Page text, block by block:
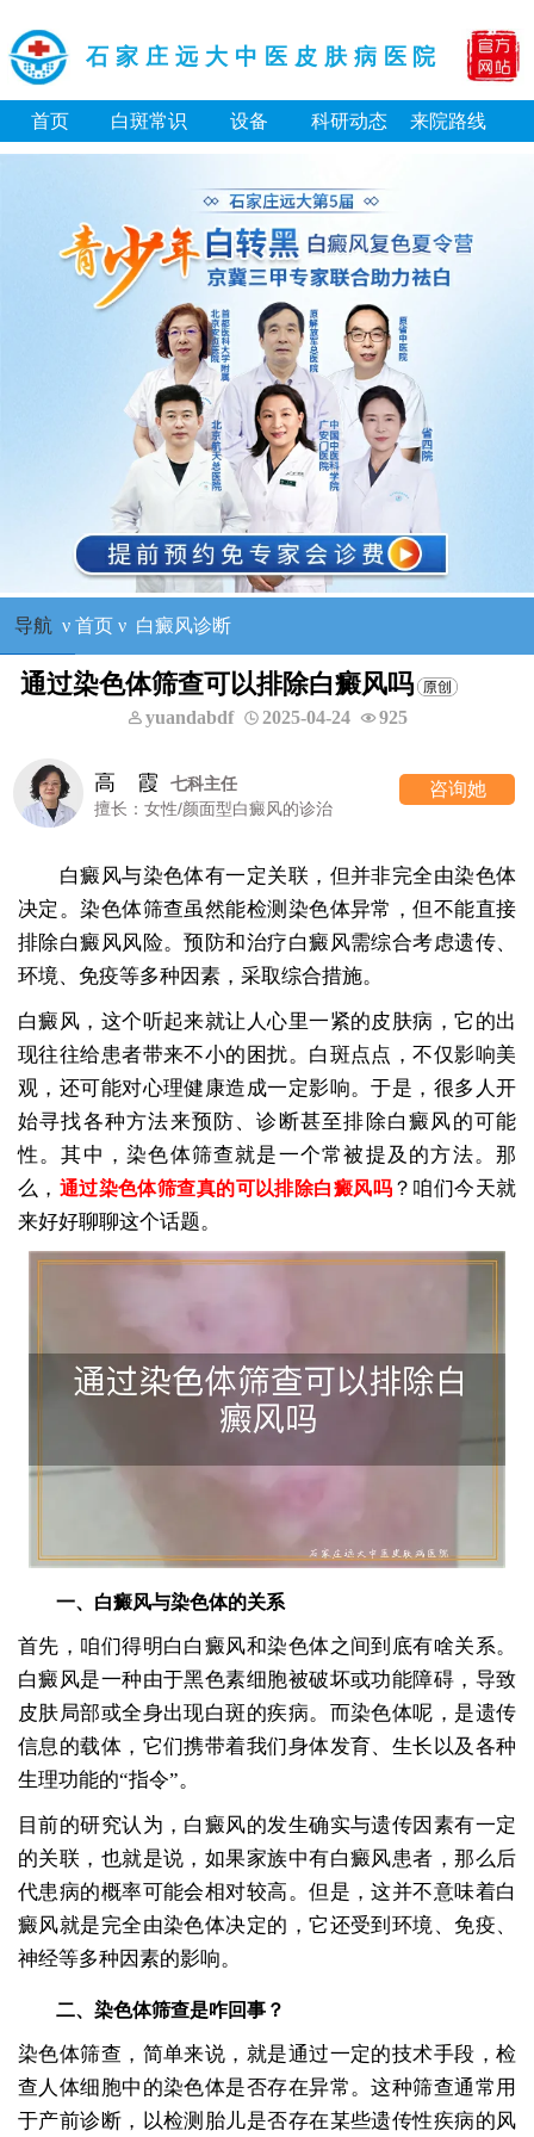
石家庄远大中医皮肤病医院
首页 白斑常识 设备 科研动态 来院路线
导航 ν 首页ν 白癜风诊断
通过染色体筛查可以排除白癜风吗
yuandabdf 2025-04-24 925
的诊治
咨询她 王树申
一科主任
擅长：外科手术治疗
白癜风与染色体有一定关联，但并非完全由染色体
决定。染色体筛查虽然能检测染色体异常，但不能直接
排除白癜风风险。预防和治疗白癜风需综合考虑遗传、
环境、免疫等多种因素，采取综合措施。
白癜风，这个听起来就让人心里一紧的皮肤病，它的出
现往往给患者带来不小的困扰。白斑点点，不仅影响美
观，还可能对心理健康造成一定影响。于是，很多人开
始寻找各种方法来预防、诊断甚至排除白癜风的可能
性。其中，染色体筛查就是一个常被提及的方法。那
么， 通过染色体筛查真的可以排除白癜风吗？咱们今天就
来好好聊聊这个话题。
一、白癜风与染色体的关系
首先，咱们得明白白癜风和染色体之间到底有啥关系。
白癜风是一种由于黑色素细胞被破坏或功能障碍，导致
皮肤局部或全身出现白斑的疾病。而染色体呢，是遗传
信息的载体，它们携带着我们身体发育、生长以及各种
生理功能的“指令”。
目前的研究认为，白癜风的发生确实与遗传因素有一定
的关联，也就是说，如果家族中有白癜风患者，那么后
代患病的概率可能会相对较高。但是，这并不意味着白
癜风就是完全由染色体决定的，它还受到环境、免疫、
神经等多种因素的影响。
二、染色体筛查是咋回事？
染色体筛查，简单来说，就是通过一定的技术手段，检
查人体细胞中的染色体是否存在异常。这种筛查通常用
于产前诊断，以检测胎儿是否存在某些遗传性疾病的风